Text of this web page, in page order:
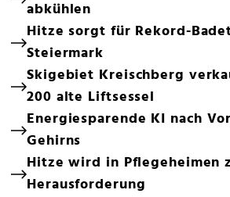
abkühlen
Hitze sorgt für Rekord-
Steiermark
Skigebiet Kreischberg
200 alte Liftsessel
Energiesparende KI nach
Gehirns
Hitze wird in Pflegeheimen
Herausforderung